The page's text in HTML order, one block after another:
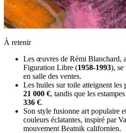
À retenir
Les œuvres de Rémi Blanchard,
Figuration Libre (1958-1993), se
en salle des ventes.
Les huiles sur toile atteignent les
21 000 €, tandis que les
336 €.
Son style fusionne art populaire
couleurs éclatantes, inspiré par
mouvement Beatnik californien.